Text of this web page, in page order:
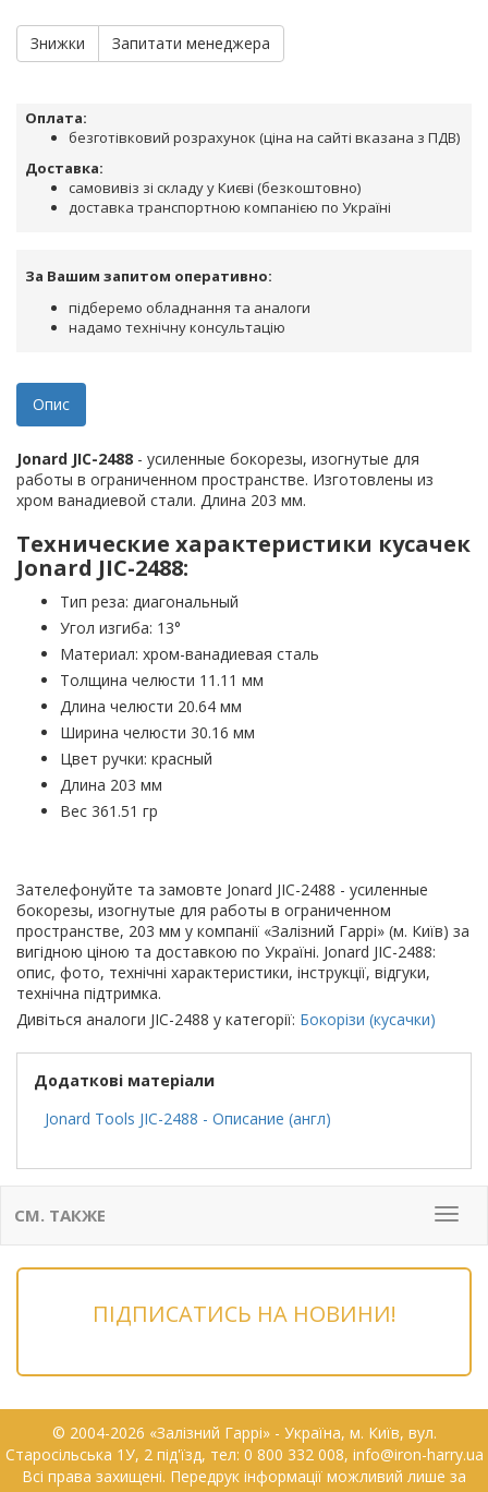
Знижки Запитати менеджера
Оплата:
безготівковий розрахунок (ціна на сайті вказана з ПДВ)
Доставка:
самовивіз зі складу у Києві (безкоштовно)
доставка транспортною компанією по Україні
За Вашим запитом оперативно:
підберемо обладнання та аналоги
надамо технічну консультацію
Опис
Jonard JIC-2488 - усиленные бокорезы, изогнутые для
работы в ограниченном пространстве. Изготовлены из
хром ванадиевой стали. Длина 203 мм.
Технические характеристики кусачек
Jonard JIC-2488:
Тип реза: диагональный
Угол изгиба: 13°
Материал: хром-ванадиевая сталь
Толщина челюсти 11.11 мм
Длина челюсти 20.64 мм
Ширина челюсти 30.16 мм
Цвет ручки: красный
Длина 203 мм
Вес 361.51 гр
Зателефонуйте та замовте Jonard JIC-2488 - усиленные
бокорезы, изогнутые для работы в ограниченном
пространстве, 203 мм у компанії «Залізний Гаррі» (м. Київ) за
вигідною ціною та доставкою по Україні. Jonard JIC-2488:
опис, фото, технічні характеристики, інструкції, відгуки,
технічна підтримка.
Дивіться аналоги JIC-2488 у категорії: Бокорізи (кусачки)
Додаткові матеріали
Jonard Tools JIC-2488 - Описание (англ)
Меню
СМ. ТАКЖЕ
ПІДПИСАТИСЬ НА НОВИНИ!
© 2004-2026 «Залізний Гаррі» - Українa, м. Київ, вул.
Старосільська 1У, 2 під'їзд, тел: 0 800 332 008, info@iron-harry.ua
Всі права захищені. Передрук інформації можливий лише за